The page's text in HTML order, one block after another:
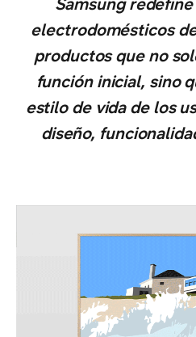
Samsung
electrodomésticos
productos que no
función inicial, sino
estilo de vida de los
diseño,